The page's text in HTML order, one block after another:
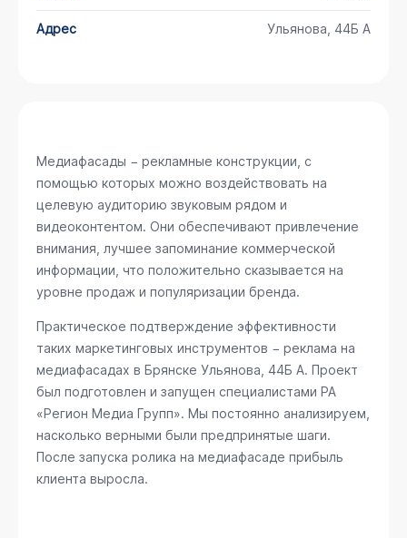
Адрес Ульянова, 44Б А
Медиафасады − рекламные конструкции, с
помощью которых можно воздействовать на
целевую аудиторию звуковым рядом и
видеоконтентом. Они обеспечивают привлечение
внимания, лучшее запоминание коммерческой
информации, что положительно сказывается на
уровне продаж и популяризации бренда.
Практическое подтверждение эффективности
таких маркетинговых инструментов − реклама на
медиафасадах в Брянске Ульянова, 44Б А. Проект
был подготовлен и запущен специалистами РА
«Регион Медиа Групп». Мы постоянно анализируем,
насколько верными были предпринятые шаги.
После запуска ролика на медиафасаде прибыль
клиента выросла.